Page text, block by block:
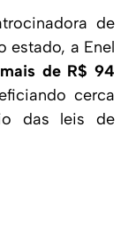
de
estado, a Enel
mais de R$ 94
cerca
das leis de